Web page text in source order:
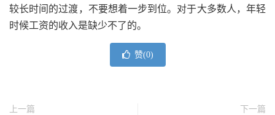
较长时间的过渡，不要想着一步到位。对于大多数人，年轻
时候工资的收入是缺少不了的。
赞(0)
上一篇 下一篇